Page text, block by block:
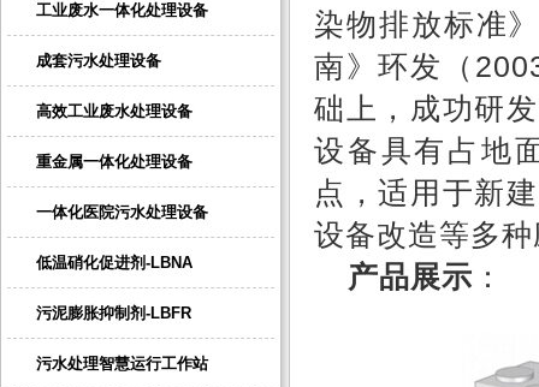
工业废水一体化处理设备
成套污水处理设备
高效工业废水处理设备
重金属一体化处理设备
一体化医院污水处理设备
低温硝化促进剂-LBNA
污泥膨胀抑制剂-LBFR
污水处理智慧运行工作站
染物排放标准
南》环发（
础上，成功研
设备具有占地
点，适用于新
设备改造等多
产品展示 ：